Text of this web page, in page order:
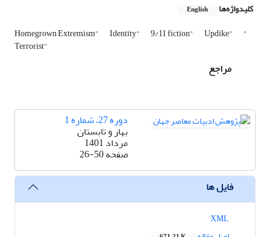
کلیدواژه‌ها English
Homegrown Extremism" Identity" 9/11 fiction" Updike" "
Terrorist"
مراجع
دوره 27، شماره 1
بهار و تابستان
مرداد 1401
صفحه26-50
فایل ها